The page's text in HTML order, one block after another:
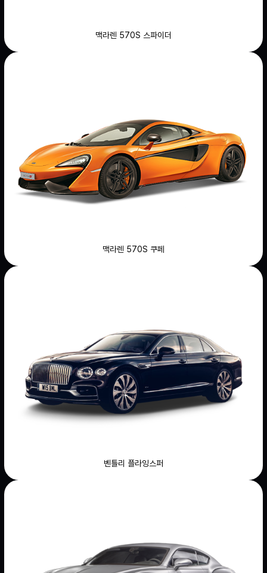
맥라렌 570S 스파이더
맥라렌 570S 쿠페
벤틀리 플라잉스퍼